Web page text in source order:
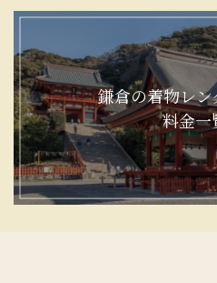
鎌倉の着物レ
料金一